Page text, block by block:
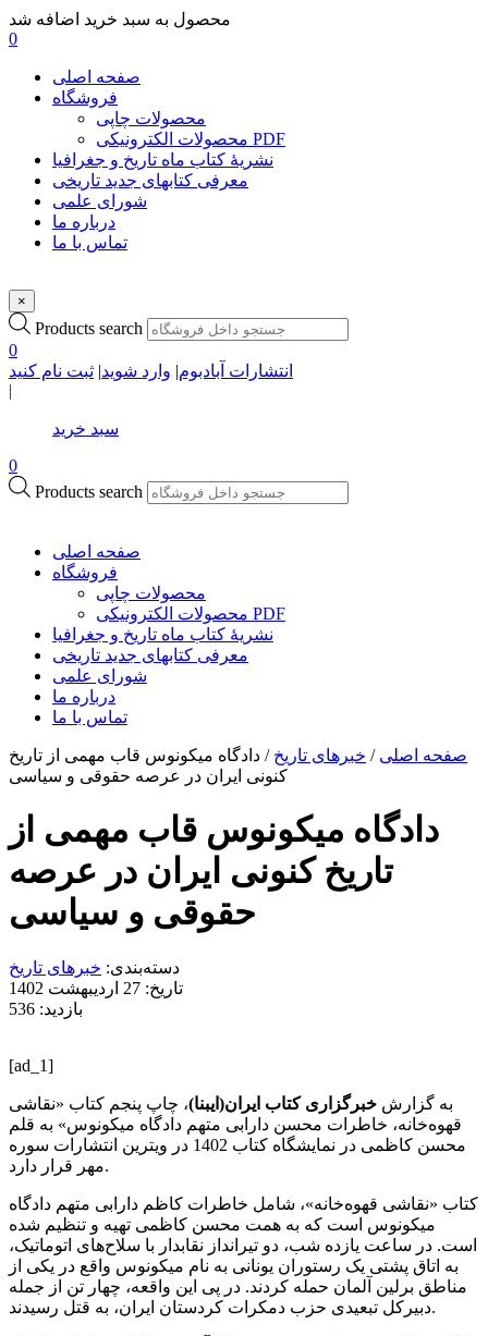
محصول به سبد خرید اضافه شد
0
صفحه اصلی
فروشگاه
محصولات چاپی
محصولات الکترونیکی PDF
نشریۀ کتاب ماه تاریخ و جغرافیا
معرفی کتابهای جدید تاریخی
شورای علمی
درباره ما
تماس با ما
×
Products search
0
انتشارات آبادبوم| وارد شوید| ثبت نام کنید
|
سبد خرید
0
Products search
صفحه اصلی
فروشگاه
محصولات چاپی
محصولات الکترونیکی PDF
نشریۀ کتاب ماه تاریخ و جغرافیا
معرفی کتابهای جدید تاریخی
شورای علمی
درباره ما
تماس با ما
صفحه اصلی / خبرهای تاریخ / دادگاه میکونوس قاب مهمی از تاریخ
کنونی ایران در عرصه حقوقی و سیاسی
دادگاه میکونوس قاب مهمی از
تاریخ کنونی ایران در عرصه
حقوقی و سیاسی
دسته‌بندی: خبرهای تاریخ
تاریخ: 27 اردیبهشت 1402
بازدید: 536
[ad_1]
به گزارش خبرگزاری کتاب ایران(ایبنا)، چاپ پنجم کتاب «نقاشی
قهوه‌خانه، خاطرات محسن دارابی متهم دادگاه میکونوس» به قلم
محسن کاظمی در نمایشگاه کتاب 1402 در ویترین انتشارات سوره
مهر قرار دارد.
کتاب «نقاشی قهوه‌خانه»، شامل خاطرات کاظم دارابی متهم دادگاه
میکونوس است که به همت محسن کاظمی تهیه و تنظیم شده
است. در ساعت یازده شب، دو تیرانداز نقابدار با سلاح‌های اتوماتیک،
به اتاق پشتی یک رستوران یونانی به نام میکونوس واقع در یکی از
مناطق برلین آلمان حمله کردند. در پی این واقعه، چهار تن از جمله
دبیرکل تبعیدی حزب دمکرات کردستان ایران، به قتل رسیدند.